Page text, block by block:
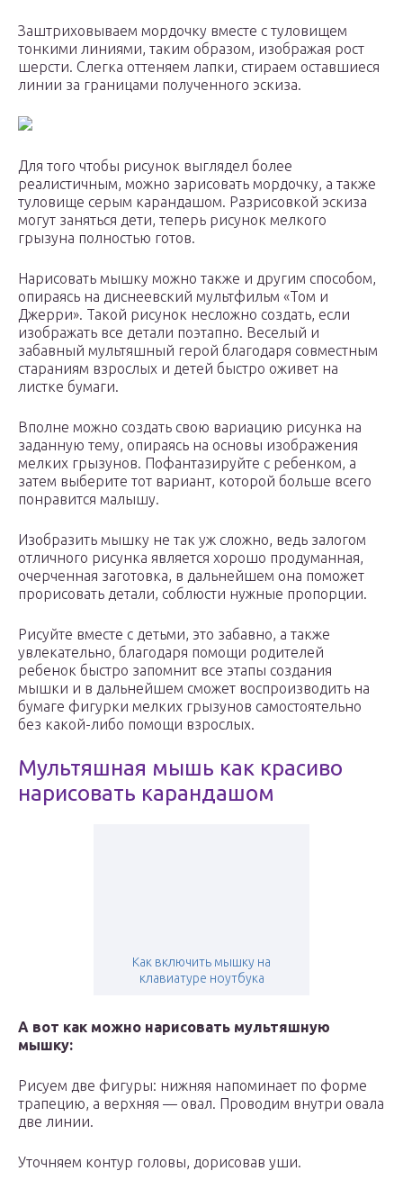
Заштриховываем мордочку вместе с туловищем
тонкими линиями, таким образом, изображая рост
шерсти. Слегка оттеняем лапки, стираем оставшиеся
линии за границами полученного эскиза.
Для того чтобы рисунок выглядел более
реалистичным, можно зарисовать мордочку, а также
туловище серым карандашом. Разрисовкой эскиза
могут заняться дети, теперь рисунок мелкого
грызуна полностью готов.
Нарисовать мышку можно также и другим способом,
опираясь на диснеевский мультфильм «Том и
Джерри». Такой рисунок несложно создать, если
изображать все детали поэтапно. Веселый и
забавный мультяшный герой благодаря совместным
стараниям взрослых и детей быстро оживет на
листке бумаги.
Вполне можно создать свою вариацию рисунка на
заданную тему, опираясь на основы изображения
мелких грызунов. Пофантазируйте с ребенком, а
затем выберите тот вариант, которой больше всего
понравится малышу.
Изобразить мышку не так уж сложно, ведь залогом
отличного рисунка является хорошо продуманная,
очерченная заготовка, в дальнейшем она поможет
прорисовать детали, соблюсти нужные пропорции.
Рисуйте вместе с детьми, это забавно, а также
увлекательно, благодаря помощи родителей
ребенок быстро запомнит все этапы создания
мышки и в дальнейшем сможет воспроизводить на
бумаге фигурки мелких грызунов самостоятельно
без какой-либо помощи взрослых.
Мультяшная мышь как красиво
нарисовать карандашом
Как включить мышку на
клавиатуре ноутбука
А вот как можно нарисовать мультяшную
мышку:
Рисуем две фигуры: нижняя напоминает по форме
трапецию, а верхняя — овал. Проводим внутри овала
две линии.
Уточняем контур головы, дорисовав уши.